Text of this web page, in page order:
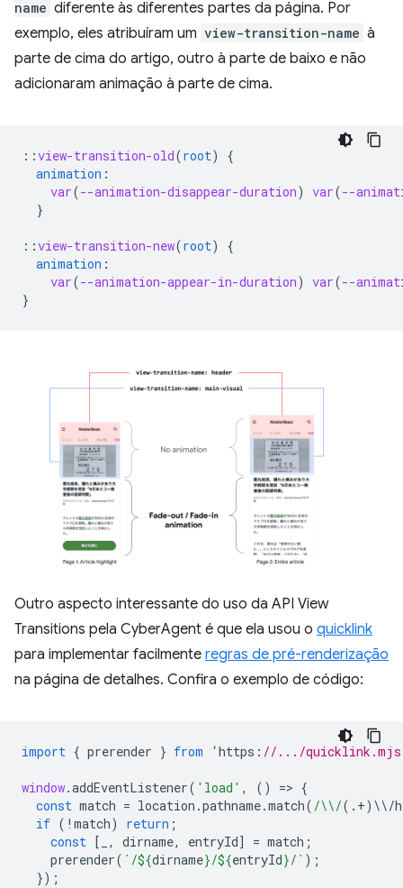
name diferente às diferentes partes da página. Por
exemplo, eles atribuíram um view-transition-name à
parte de cima do artigo, outro à parte de baixo e não
adicionaram animação à parte de cima.
::view-transition-old(root)
{
animation :
var(--animation-disappear-duration) var(--
}
::view-transition-new(root)
{
animation :
var(--animation-appear-in-duration) var(--
}
Outro aspecto interessante do uso da API View
Transitions pela CyberAgent é que ela usou o quicklink
para implementar facilmente regras de pré-renderização
na página de detalhes. Confira o exemplo de código:
import { prerender } from ‘https : //.../
window.addEventListener( 'load' , () => {
const match = location .pathname.match( /\\/(. +) \\/
if ( ! match) return ;
const
[ , dirname, entryId] = match ;
prerender( `/${dirname}/${entryId}/` );
});